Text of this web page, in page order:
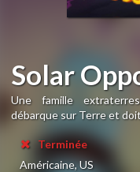
Solar
Une famille
débarque sur Terre et
Terminée
Américaine, US